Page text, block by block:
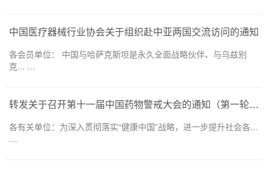
中国医疗器械行业协会关于组织赴中亚两国交流访问的通知
各会员单位： 中国与哈萨克斯坦是永久全面战略伙伴、与乌兹别
克... …
转发关于召开第十一届中国药物警戒大会的通知（第一轮）——药品和医疗器械领域
各有关单位：为深入贯彻落实“健康中国”战略，进一步提升社会各...
…